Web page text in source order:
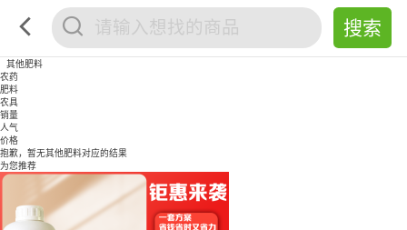
其他肥料
农药
肥料
农具
销量
人气
价格
抱歉，暂无其他肥料对应的结果
为您推荐